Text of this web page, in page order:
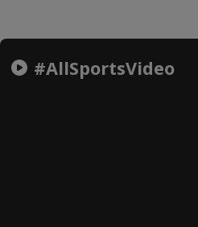
#AllSportsVideo